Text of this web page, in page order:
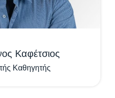
Καφέτσιος
Καθηγητής